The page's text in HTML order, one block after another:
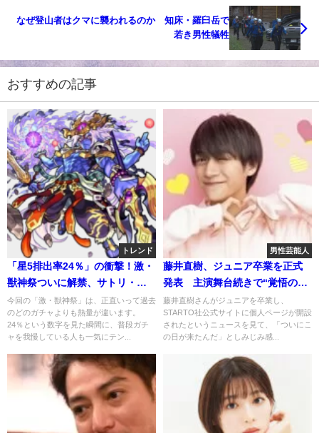
なぜ登山者はクマに襲われるのか 知床・羅臼岳で
若き男性犠牲
おすすめの記事
トレンド
「星5排出率24％」の衝撃！激・
獣神祭ついに解禁、サトリ・ミ
ューズ・えびす狙いで神引き続
出！
今回の「激・獣神祭」は、正直いって過去
のどのガチャよりも熱量が違います。
24％という数字を見た瞬間に、普段ガチ
ャを我慢している人も一気にテン...
男性芸能人
藤井直樹、ジュニア卒業を正式
発表 主演舞台続きで“覚悟の個
人活動”本格化
藤井直樹さんがジュニアを卒業し、
STARTO社公式サイトに個人ページが開設
されたというニュースを見て、「ついにこ
の日が来たんだ」としみじみ感...